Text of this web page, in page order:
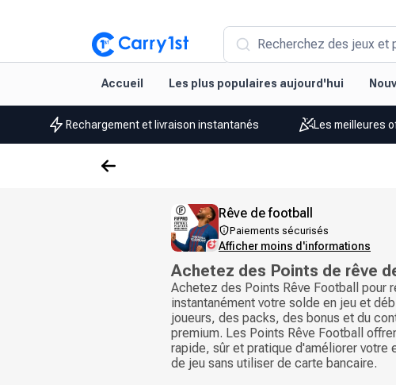
Recherchez des jeux et
Accueil Les plus populaires aujourd'hui
Rechargement et livraison instantanés Les meilleures
Rêve de football
Paiements sécurisés
Afficher moins d'informations
Achetez des Points de rêve
Achetez des Points Rêve Football pour
instantanément votre solde en jeu et
joueurs, des packs, des bonus et du
premium. Les Points Rêve Football
rapide, sûr et pratique d'améliorer votre
de jeu sans utiliser de carte bancaire.